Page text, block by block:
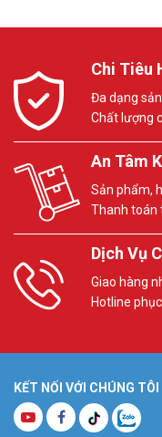
Chi Tiêu
Đa dạng
Chất lượng
An Tâm
Sản phẩm,
Thanh toán
Dịch Vụ
Giao hàng
Hotline
KẾT NỐI VỚI CHÚNG TÔI